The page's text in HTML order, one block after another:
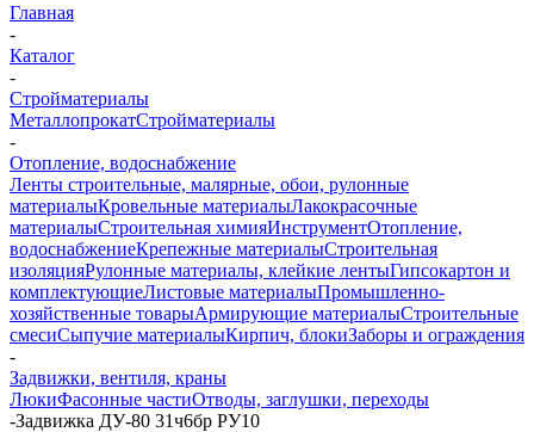
Главная
-
Каталог
-
Стройматериалы
МеталлопрокатСтройматериалы
-
Отопление, водоснабжение
Ленты строительные, малярные, обои, рулонные
материалыКровельные материалыЛакокрасочные
материалыСтроительная химияИнструментОтопление,
водоснабжениеКрепежные материалыСтроительная
изоляцияРулонные материалы, клейкие лентыГипсокартон и
комплектующиеЛистовые материалыПромышленно-
хозяйственные товарыАрмирующие материалыСтроительные
смесиСыпучие материалыКирпич, блокиЗаборы и ограждения
-
Задвижки, вентиля, краны
ЛюкиФасонные частиОтводы, заглушки, переходы
-Задвижка ДУ-80 31ч6бр РУ10